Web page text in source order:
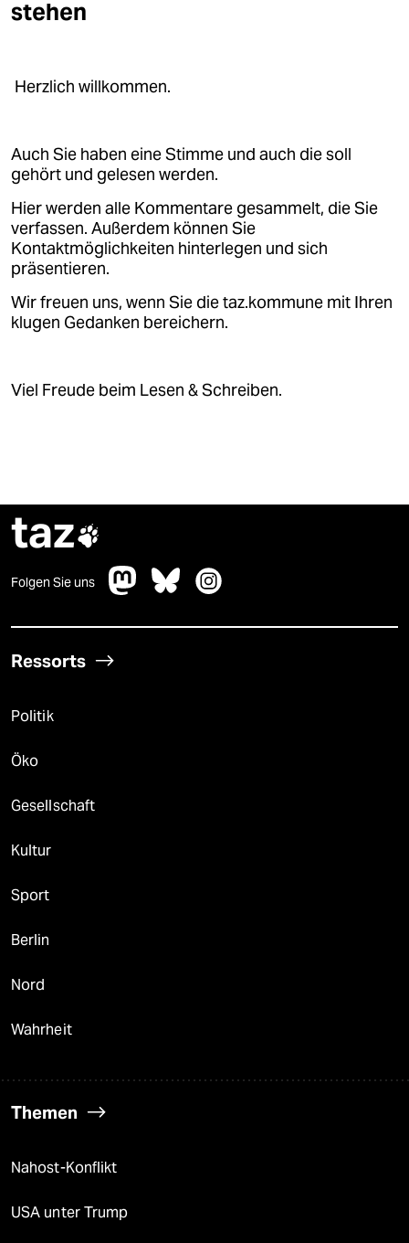
stehen
Herzlich willkommen.
Auch Sie haben eine Stimme und auch die soll
gehört und gelesen werden.
Hier werden alle Kommentare gesammelt, die Sie
verfassen. Außerdem können Sie
Kontaktmöglichkeiten hinterlegen und sich
präsentieren.
Wir freuen uns, wenn Sie die taz.kommune mit Ihren
klugen Gedanken bereichern.
Viel Freude beim Lesen & Schreiben.
taz
Folgen Sie uns
Ressorts
Politik
Öko
Gesellschaft
Kultur
Sport
Berlin
Nord
Wahrheit
Themen
Nahost-Konflikt
USA unter Trump